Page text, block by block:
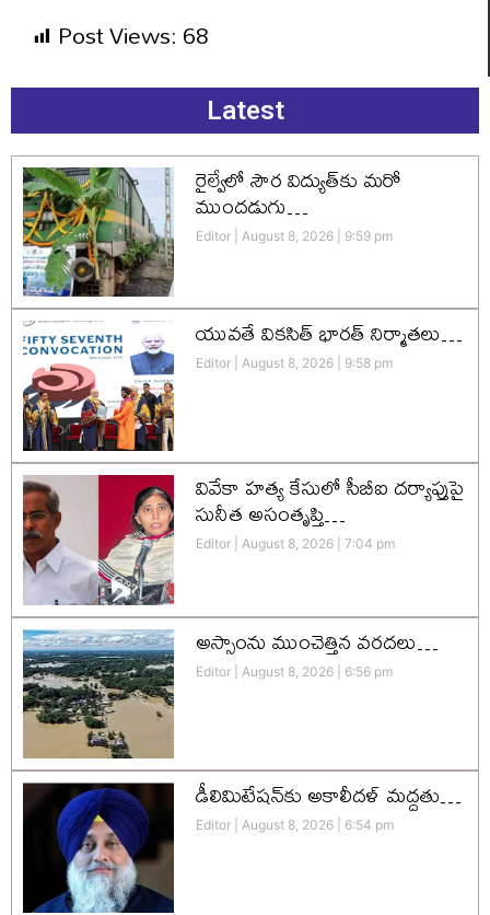
Post Views:68
Latest
రైల్వేలో సౌర విద్యుత్‌కు మరో
ముందడుగు…
Editor August 8, 2026 9:59 pm
యువతే వికసిత్‌ భారత్‌ నిర్మాతలు…
Editor August 8, 2026 9:58 pm
వివేకా హత్య కేసులో సీబీఐ దర్యాప్తుపై
సునీత అసంతృప్తి…
Editor August 8, 2026 7:04 pm
అస్సాంను ముంచెత్తిన వరదలు…
Editor August 8, 2026 6:56 pm
డీలిమిటేషన్‌కు అకాలీదళ్‌ మద్దతు…
Editor August 8, 2026 6:54 pm